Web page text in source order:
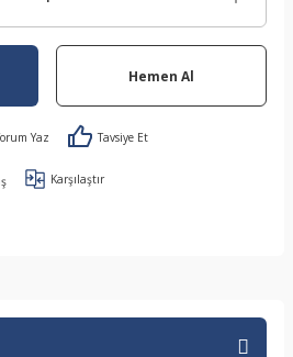
Hemen Al
Yaz Tavsiye Et
Karşılaştır